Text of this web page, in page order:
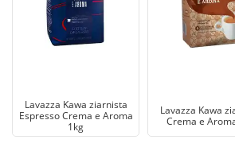
Lavazza Kawa ziarnista
Espresso Crema e Aroma
1kg
Lavazza Kawa
Crema e